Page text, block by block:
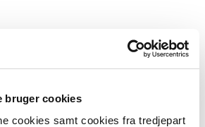
bruger cookies
cookies samt cookies fra tredjepart